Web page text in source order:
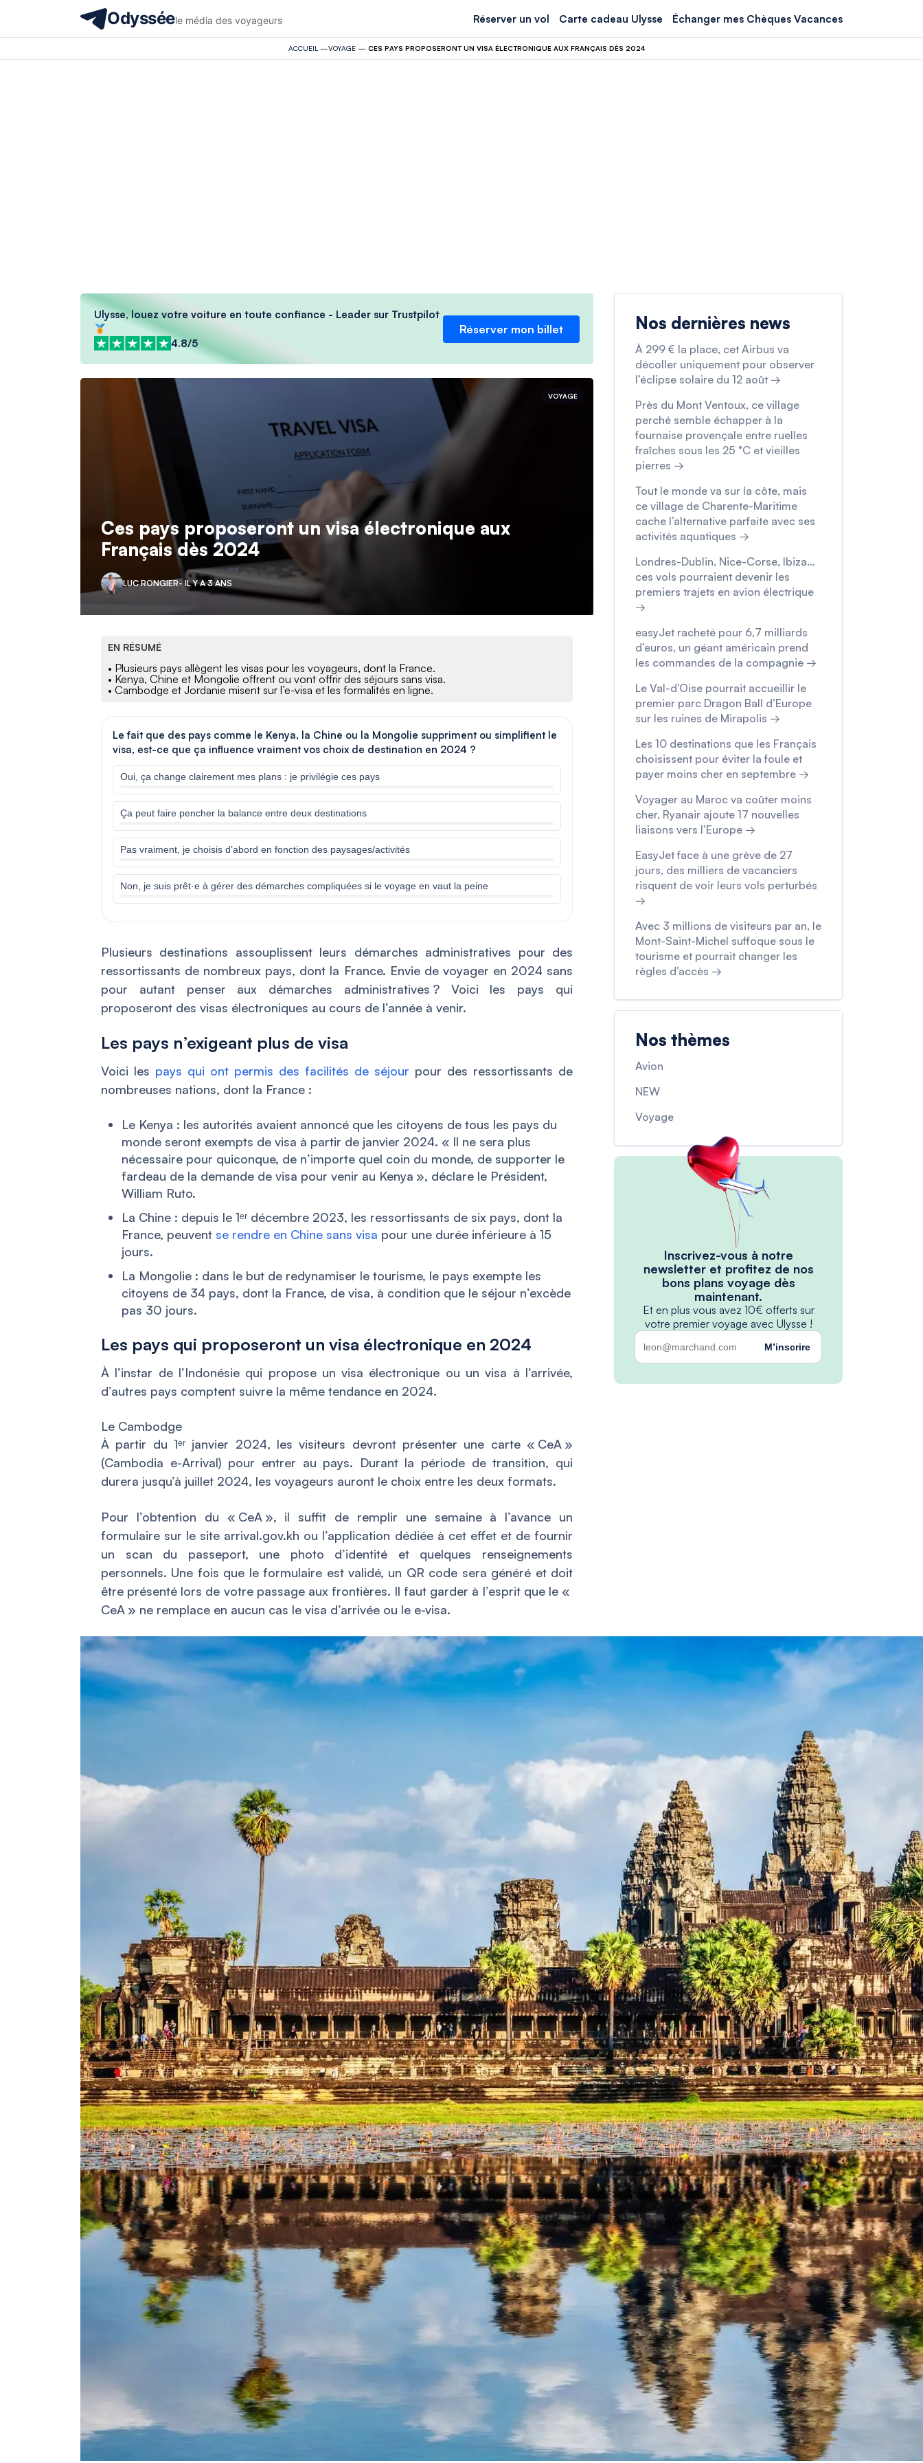
Odysséele média des voyageurs Réserver un vol Carte cadeau Ulysse Échanger mes Chèques Vacances
ACCUEIL —VOYAGE — CES PAYS PROPOSERONT UN VISA ÉLECTRONIQUE AUX FRANÇAIS DÈS 2024
Ulysse, louez votre voiture en toute confiance - Leader sur Trustpilot
4.8/5
Réserver mon billet
VOYAGE
Ces pays proposeront un visa électronique aux
Français dès 2024
LUC RONGIER- IL Y A 3 ANS
EN RÉSUMÉ
• Plusieurs pays allègent les visas pour les voyageurs, dont la France.
• Kenya, Chine et Mongolie offrent ou vont offrir des séjours sans visa.
• Cambodge et Jordanie misent sur l’e-visa et les formalités en ligne.
Le fait que des pays comme le Kenya, la Chine ou la Mongolie suppriment ou simplifient le
visa, est-ce que ça influence vraiment vos choix de destination en 2024 ?
Oui, ça change clairement mes plans : je privilégie ces pays
Ça peut faire pencher la balance entre deux destinations
Pas vraiment, je choisis d’abord en fonction des paysages/activités
Non, je suis prêt·e à gérer des démarches compliquées si le voyage en vaut la peine
Plusieurs destinations assouplissent leurs démarches administratives pour des
ressortissants de nombreux pays, dont la France. Envie de voyager en 2024 sans
pour autant penser aux démarches administratives ? Voici les pays qui
proposeront des visas électroniques au cours de l’année à venir.
Les pays n’exigeant plus de visa
Voici les pays qui ont permis des facilités de séjour pour des ressortissants de
nombreuses nations, dont la France :
Le Kenya : les autorités avaient annoncé que les citoyens de tous les pays du
monde seront exempts de visa à partir de janvier 2024. « Il ne sera plus
nécessaire pour quiconque, de n’importe quel coin du monde, de supporter le
fardeau de la demande de visa pour venir au Kenya », déclare le Président,
William Ruto.
La Chine : depuis le 1ᵉʳ décembre 2023, les ressortissants de six pays, dont la
France, peuvent se rendre en Chine sans visa pour une durée inférieure à 15
jours.
La Mongolie : dans le but de redynamiser le tourisme, le pays exempte les
citoyens de 34 pays, dont la France, de visa, à condition que le séjour n’excède
pas 30 jours.
Les pays qui proposeront un visa électronique en 2024
À l’instar de l’Indonésie qui propose un visa électronique ou un visa à l’arrivée,
d’autres pays comptent suivre la même tendance en 2024.
Le Cambodge
À partir du 1ᵉʳ janvier 2024, les visiteurs devront présenter une carte « CeA »
(Cambodia e-Arrival) pour entrer au pays. Durant la période de transition, qui
durera jusqu’à juillet 2024, les voyageurs auront le choix entre les deux formats.
Pour l’obtention du « CeA », il suffit de remplir une semaine à l’avance un
formulaire sur le site arrival.gov.kh ou l’application dédiée à cet effet et de fournir
un scan du passeport, une photo d’identité et quelques renseignements
personnels. Une fois que le formulaire est validé, un QR code sera généré et doit
être présenté lors de votre passage aux frontières. Il faut garder à l’esprit que le «
CeA » ne remplace en aucun cas le visa d’arrivée ou le e-visa.
Nos dernières news
À 299 € la place, cet Airbus va
décoller uniquement pour observer
l’éclipse solaire du 12 août →
Près du Mont Ventoux, ce village
perché semble échapper à la
fournaise provençale entre ruelles
fraîches sous les 25 °C et vieilles
pierres →
Tout le monde va sur la côte, mais
ce village de Charente-Maritime
cache l’alternative parfaite avec ses
activités aquatiques →
Londres-Dublin, Nice-Corse, Ibiza…
ces vols pourraient devenir les
premiers trajets en avion électrique
→
easyJet racheté pour 6,7 milliards
d’euros, un géant américain prend
les commandes de la compagnie →
Le Val-d’Oise pourrait accueillir le
premier parc Dragon Ball d’Europe
sur les ruines de Mirapolis →
Les 10 destinations que les Français
choisissent pour éviter la foule et
payer moins cher en septembre →
Voyager au Maroc va coûter moins
cher, Ryanair ajoute 17 nouvelles
liaisons vers l’Europe →
EasyJet face à une grève de 27
jours, des milliers de vacanciers
risquent de voir leurs vols perturbés
→
Avec 3 millions de visiteurs par an, le
Mont-Saint-Michel suffoque sous le
tourisme et pourrait changer les
règles d’accès →
Nos thèmes
Avion
NEW
Voyage
Inscrivez-vous à notre
newsletter et profitez de nos
bons plans voyage dès
maintenant.
Et en plus vous avez 10€ offerts sur
votre premier voyage avec Ulysse !
M’inscrire